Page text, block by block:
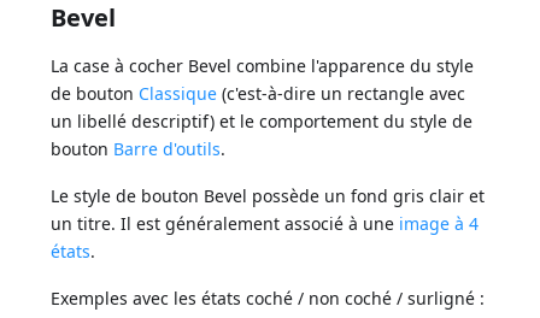
Bevel
La case à cocher Bevel combine l'apparence du style
de bouton Classique (c'est-à-dire un rectangle avec
un libellé descriptif) et le comportement du style de
bouton Barre d'outils.
Le style de bouton Bevel possède un fond gris clair et
un titre. Il est généralement associé à une image à 4
états.
Exemples avec les états coché / non coché / surligné :